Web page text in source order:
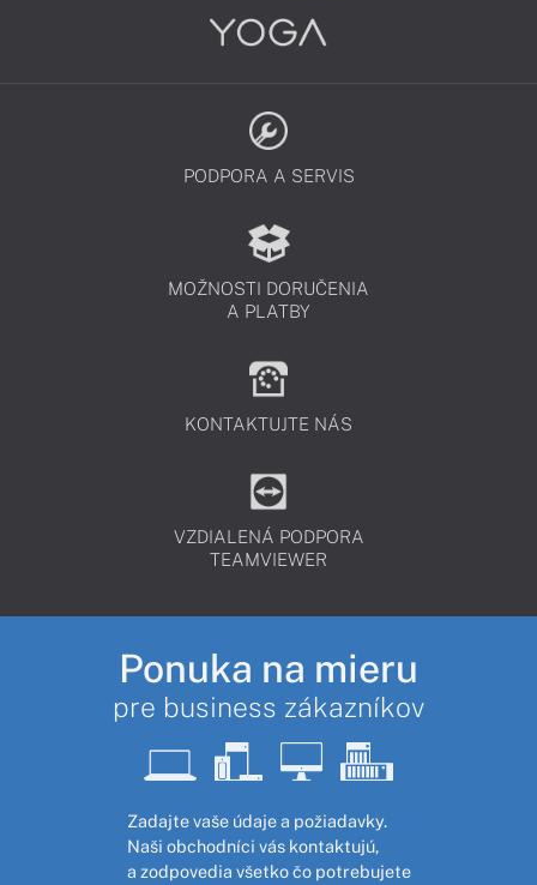
PODPORA A SERVIS
MOŽNOSTI DORUČENIA
A PLATBY
KONTAKTUJTE NÁS
VZDIALENÁ PODPORA
TEAMVIEWER
Ponuka na mieru
pre business zákazníkov
Zadajte vaše údaje a požiadavky.
Naši obchodníci vás kontaktujú,
a zodpovedia všetko čo potrebujete